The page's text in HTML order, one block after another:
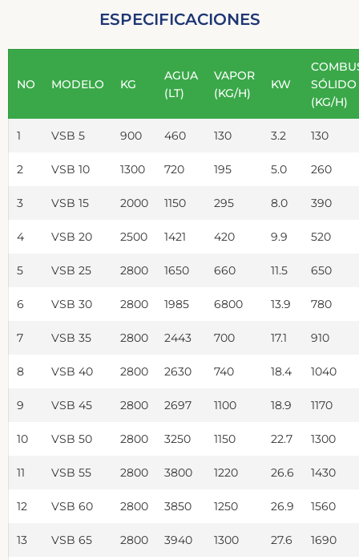
ESPECIFICACIONES
NO MODELO KG
AGUA
(LT)
VAPOR
(KG/H)
KW
SÓLIDO
(KG/H)
1 VSB 5 900 460 130 3.2 130
2 VSB 10 1300 720 195 5.0 260
3 VSB 15 2000 1150 295 8.0 390
4 VSB 20 2500 1421 420 9.9 520
5 VSB 25 2800 1650 660 11.5 650
6 VSB 30 2800 1985 6800 13.9 780
7 VSB 35 2800 2443 700 17.1 910
8 VSB 40 2800 2630 740 18.4 1040
9 VSB 45 2800 2697 1100 18.9 1170
10 VSB 50 2800 3250 1150 22.7 1300
11 VSB 55 2800 3800 1220 26.6 1430
12 VSB 60 2800 3850 1250 26.9 1560
13 VSB 65 2800 3940 1300 27.6 1690